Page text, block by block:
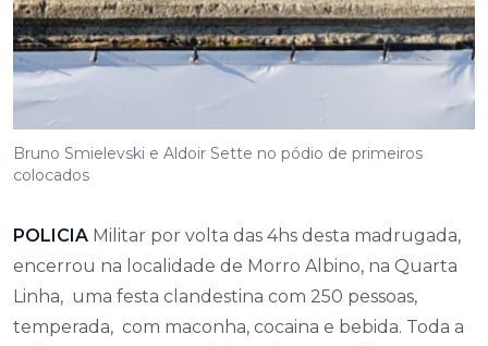
Bruno Smielevski e Aldoir Sette no pódio de primeiros
colocados
POLICIA Militar por volta das 4hs desta madrugada,
encerrou na localidade de Morro Albino, na Quarta
Linha, uma festa clandestina com 250 pessoas,
temperada, com maconha, cocaina e bebida. Toda a